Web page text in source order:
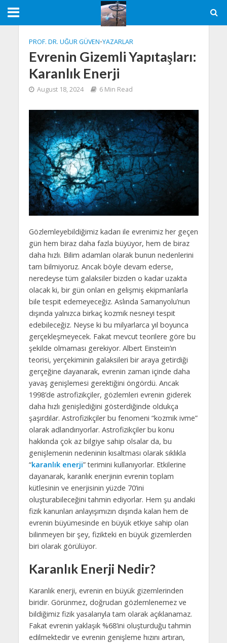
PROF. DR. UĞUR GÜVEN•YAZARLAR
Evrenin Gizemli Yapıtaşları:
Karanlık Enerji
August 18, 2024 6 Min Read
Gözlemleyebildiğimiz kadarı ile evrenimiz her geçen
gün hem biraz daha fazla büyüyor, hem de biraz
daha hızlı. Bilim adamları olarak bunun nedenlerini
tam bilmiyoruz. Ancak böyle devam ederse,
neredeyse tüm galaksiler bizden o kadar uzakta
olacak ki, bir gün onları en gelişmiş ekipmanlarla
bile tespit edemeyeceğiz. Aslında Samanyolu’nun
dışında yalnızca birkaç kozmik nesneyi tespit
edebileceğiz. Neyse ki bu milyarlarca yıl boyunca
gerçekleşmeyecek. Fakat mevcut teorilere göre bu
şekilde olmaması gerekiyor. Albert Einstein’ın
teorisi, yerçekiminin galaksileri bir araya getirdiği
gerçeğine dayanarak, evrenin zaman içinde daha
yavaş genişlemesi gerektiğini öngördü. Ancak
1998’de astrofizikçiler, gözlemleri evrenin giderek
daha hızlı genişlediğini gösterdiğinde oldukça
şaşırdılar. Astrofizikçiler bu fenomeni “kozmik ivme”
olarak adlandırıyorlar. Astrofizikçiler bu konu
hakkında çok az bilgiye sahip olsalar da, bu
genişlemenin nedeninin kısaltması olarak sıklıkla
“karanlık enerji” terimini kullanıyorlar. Etkilerine
dayanarak, karanlık enerjinin evrenin toplam
kütlesinin ve enerjisinin yüzde 70’ini
oluşturabileceğini tahmin ediyorlar. Hem şu andaki
fizik kanunları anlayışımızın dışında kalan hem de
evrenin büyümesinde en büyük etkiye sahip olan
bilinmeyen bir şey, fizikteki en büyük gizemlerden
biri olarak görülüyor.
Karanlık Enerji Nedir?
Karanlık enerji, evrenin en büyük gizemlerinden
biridir. Görünmez, doğrudan gözlemlenemez ve
bildiğimiz fizik yasalarıyla tam olarak açıklanamaz.
Fakat evrenin yaklaşık %68’ini oluşturduğu tahmin
edilmektedir ve evrenin genişleme hızını artıran,